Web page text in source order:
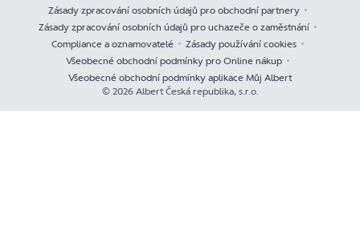
Zásady zpracování osobních údajů pro obchodní partnery
Zásady zpracování osobních údajů pro uchazeče o zaměstnání
Compliance a oznamovatelé
Zásady používání cookies
Všeobecné obchodní podmínky pro Online nákup
Všeobecné obchodní podmínky aplikace Můj Albert
© 2026 Albert Česká republika, s.r.o.